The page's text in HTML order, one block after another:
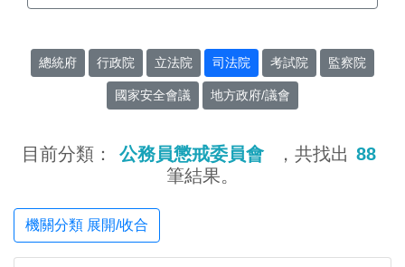
總統府 行政院 立法院 司法院 考試院 監察院
國家安全會議 地方政府/議會
目前分類： 公務員懲戒委員會 ，共找出 88
筆結果。
機關分類 展開/收合